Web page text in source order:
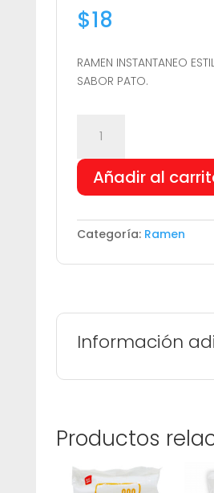
$18
RAMEN INSTANTANEO
SABOR PATO.
LO
DUCK
RAMEN
PATO
Añadir al
Categoría: Ramen
Información
Productos